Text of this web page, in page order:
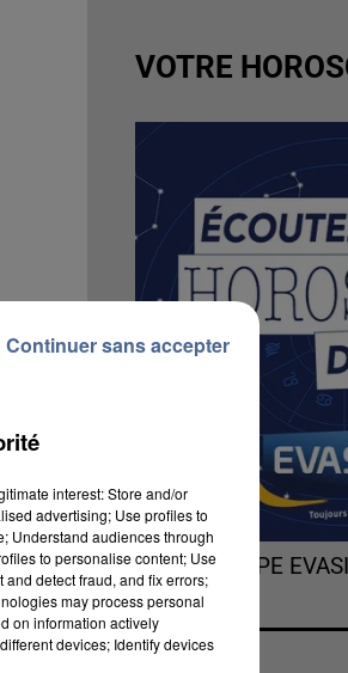
VOTRE
L'HOROSCOPE
interest: Store and/or
advertising; Use profiles to
Understand audiences through
to personalise content; Use
detect fraud, and fix errors;
may process personal
on information actively
devices; Identify devices
Continuer sans accepter